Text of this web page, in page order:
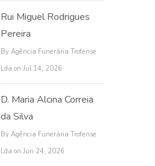
Rui Miguel Rodrigues
Pereira
By Agência Funerária Trofense
Lda on Jul 14, 2026
D. Maria Alcina Correia
da Silva
By Agência Funerária Trofense
Lda on Jun 24, 2026